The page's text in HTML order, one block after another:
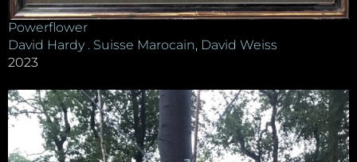
Powerflower
David Hardy . Suisse Marocain, David Weiss
2023